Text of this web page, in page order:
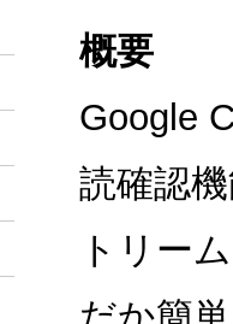
概要
Google
読確認
トリー